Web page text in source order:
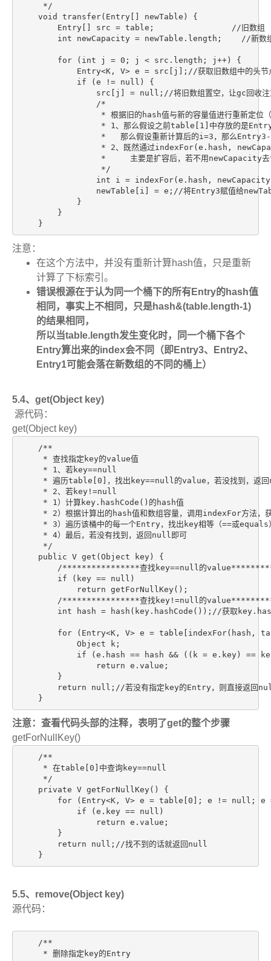
     */
    void transfer(Entry[] newTable) {
        Entry[] src = table;                //旧数组
int newCapacity = newTable.length;    //新数
        for (int j = 0; j < src.length; j++) {
Entry<K, V> e = src[j];//获取旧数组中的头节
            if (e != null) {
src[j] = null;//将旧数组置空，让gc回收注
                /*
* 根据旧的hash值与新的容量值进行重新定位
* 1、那么假设之前table[1]中存放的是
*   那么假设重新计算后的i=3，那么
* 2、既然通过indexFor(e.hash,
*     主要是扩容后，若不用newCapacity去计
                 */
int i = indexFor(e.hash,
newTable[i] = e;//将Entry3赋值给
            }
        }
    }
注意：
在这个方法中，并没有重新计算hash值，只是重新
计算了下标索引。
错误根源在于认为同一个桶下的所有Entry的hash值
相同，事实上不相同，只是hash&(table.length-1)
的结果相同，
所以当table.length发生变化时，同一个桶下各个
Entry算出来的index会不同（即Entry3、
Entry2、
Entry1可能会落在新数组的不同的桶上）
5.4、get(Object key)
源代码：
get(Object key)
    /**
     * 查找指定key的value值
     * 1、若key==null
* 遍历table[0]，找出key==null的value，若没找到，返
     * 2、若key!=null
     * 1）计算key.hashCode()的hash值
* 2）根据计算出的hash值和数组容量，调用indexFor方法，
* 3）遍历该桶中的每一个Entry，找出key相等（==或
     * 4）最后，若没有找到，返回null即可
     */
    public V get(Object key) {
/****************查找key==null的
        if (key == null)
            return getForNullKey();
/****************查找key!=null的
int hash = hash(key.hashCode());//获取
for (Entry<K, V> e = table[indexFor(hash,
            Object k;
if (e.hash == hash && ((k = e.key) ==
                return e.value;
        }
return null;//若没有指定key的Entry，则直接返回
    }
注意：查看代码头部的注释，表明了get的整个步骤
getForNullKey()
    /**
     * 在table[0]中查询key==null
     */
    private V getForNullKey() {
for (Entry<K, V> e = table[0]; e != null; e
            if (e.key == null)
                return e.value;
        }
        return null;//找不到的话就返回null
    }
5.5、remove(Object key)
源代码：
    /**
     * 删除指定key的Entry